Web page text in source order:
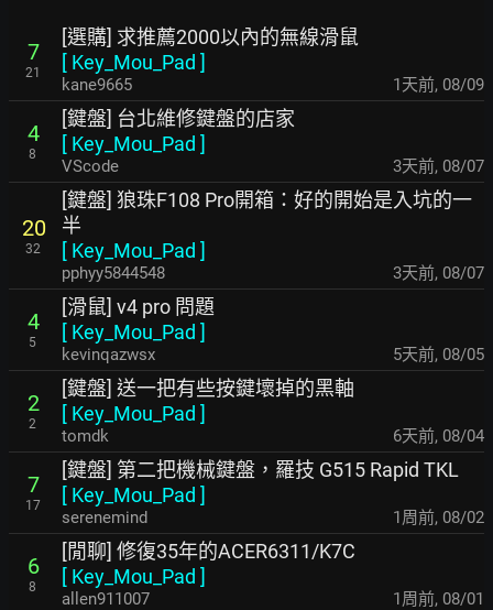
7
21
[選購] 求推薦2000以內的無線滑鼠
[ Key_Mou_Pad ]
kane9665 1天前, 08/09
4
8
[鍵盤] 台北維修鍵盤的店家
[ Key_Mou_Pad ]
VScode 3天前, 08/07
20
32
[鍵盤] 狼珠F108 Pro開箱：好的開始是入坑的一
半
[ Key_Mou_Pad ]
pphyy5844548 3天前, 08/07
4
5
[滑鼠] v4 pro 問題
[ Key_Mou_Pad ]
kevinqazwsx 5天前, 08/05
2
2
[鍵盤] 送一把有些按鍵壞掉的黑軸
[ Key_Mou_Pad ]
tomdk 6天前, 08/04
7
17
[鍵盤] 第二把機械鍵盤，羅技 G515 Rapid TKL
[ Key_Mou_Pad ]
serenemind 1周前, 08/02
6
8
[閒聊] 修復35年的ACER6311/K7C
[ Key_Mou_Pad ]
allen911007 1周前, 08/01